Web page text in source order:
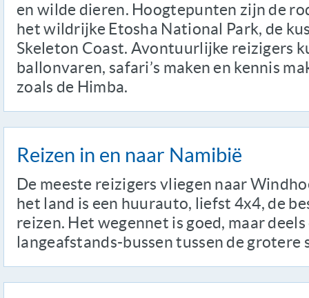
en wilde dieren. Hoogtepunten zijn de
het wildrijke Etosha National Park, de
Skeleton Coast. Avontuurlijke reizigers
ballonvaren, safari’s maken en kennis
zoals de Himba.
Reizen in en naar Namibië
De meeste reizigers vliegen naar
het land is een huurauto, liefst 4x4, de
reizen. Het wegennet is goed, maar
langeafstands-bussen tussen de grotere